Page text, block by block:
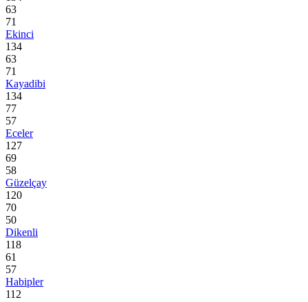
63
71
Ekinci
134
63
71
Kayadibi
134
77
57
Eceler
127
69
58
Güzelçay
120
70
50
Dikenli
118
61
57
Habipler
112